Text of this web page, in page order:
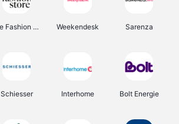
The Fashion Store Weekendesk Sarenza
Schiesser Interhome Bolt Energie